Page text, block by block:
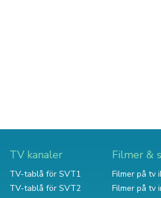
TV kanaler
TV-tablå för SVT1
TV-tablå för SVT2
Filmer &
Filmer på tv
Filmer på tv